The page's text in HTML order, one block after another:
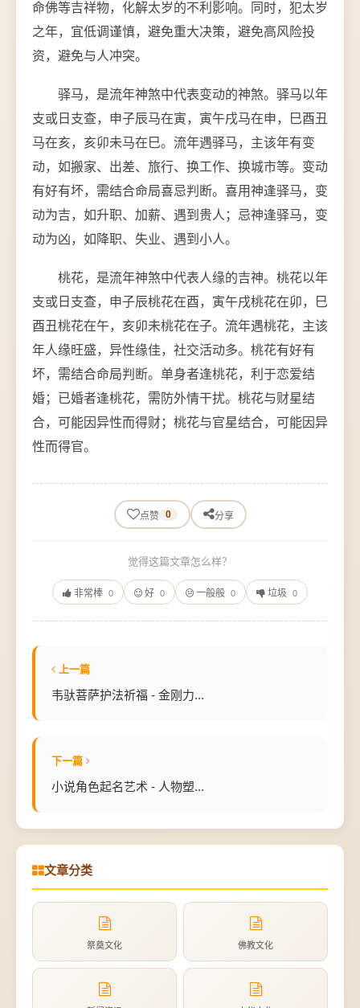
命佛等吉祥物，化解太岁的不利影响。同时，犯太岁
之年，宜低调谨慎，避免重大决策，避免高风险投
资，避免与人冲突。
驿马，是流年神煞中代表变动的神煞。驿马以年
支或日支查，申子辰马在寅，寅午戌马在申，巳酉丑
马在亥，亥卯未马在巳。流年遇驿马，主该年有变
动，如搬家、出差、旅行、换工作、换城市等。变动
有好有坏，需结合命局喜忌判断。喜用神逢驿马，变
动为吉，如升职、加薪、遇到贵人；忌神逢驿马，变
动为凶，如降职、失业、遇到小人。
桃花，是流年神煞中代表人缘的吉神。桃花以年
支或日支查，申子辰桃花在酉，寅午戌桃花在卯，巳
酉丑桃花在午，亥卯未桃花在子。流年遇桃花，主该
年人缘旺盛，异性缘佳，社交活动多。桃花有好有
坏，需结合命局判断。单身者逢桃花，利于恋爱结
婚；已婚者逢桃花，需防外情干扰。桃花与财星结
合，可能因异性而得财；桃花与官星结合，可能因异
性而得官。
点赞 0 分享
觉得这篇文章怎么样？
非常棒 0 好 0 一般般 0 垃圾 0
上一篇
韦驮菩萨护法祈福 - 金刚力...
下一篇
小说角色起名艺术 - 人物塑...
文章分类
祭奠文化 佛教文化